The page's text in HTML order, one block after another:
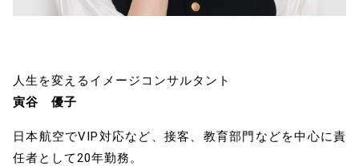
人生を変えるイメージコンサルタント
寅谷 優子
日本航空でVIP対応など、接客、教育部門などを中心に責
任者として20年勤務。